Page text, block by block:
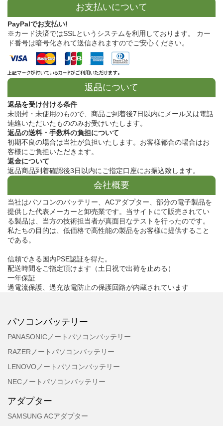
お支払いについて
PayPalでお支払い!
※カード決済ではSSLというシステムを利用しております。 カー
ド番号は暗号化されて送信されますのでご安心ください。
返品について
返品を受け付ける条件
未開封・未使用のもので、商品ご到着後7日以内にメール又は電話
連絡いただいたもののみお受けいたします。
返品の送料・手数料の負担について
初期不良の場合は当社が負担いたします。お客様都合の場合はお
客様にご負担いただきます。
返金について
返品商品到着確認後3日以内にご指定口座にお振込致します。
会社概要
当社はパソコンのバッテリー、ACアダプター、部分の電子製品を
提供した代表メーカーと卸売業です。当サイトにて販売されてい
る製品は、当方の技術担当者が真面目なテストを行ったのです。
私たちの目的は、低価格で高性能の製品をお客様に提供すること
である。
信頼できる国内PSE認証を得た。
配送時間をご指定頂けます（土日祝で出荷を止める）
一年保証
過電流保護、過充放電防止の保護回路が内蔵されています
パソコンバッテリー
PANASONICノートパソコンバッテリー
RAZERノートパソコンバッテリー
LENOVOノートパソコンバッテリー
NECノートパソコンバッテリー
アダプター
SAMSUNG ACアダプター